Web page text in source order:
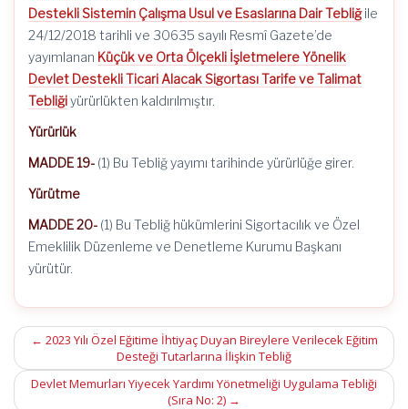
Destekli Sistemin Çalışma Usul ve Esaslarına Dair Tebliğile
24/12/2018 tarihli ve 30635 sayılı Resmî Gazete’de
yayımlanan Küçük ve Orta Ölçekli İşletmelere Yönelik
Devlet Destekli Ticari Alacak Sigortası Tarife ve Talimat
Tebliğiyürürlükten kaldırılmıştır.
Yürürlük
MADDE 19- (1) Bu Tebliğ yayımı tarihinde yürürlüğe girer.
Yürütme
MADDE 20- (1) Bu Tebliğ hükümlerini Sigortacılık ve Özel
Emeklilik Düzenleme ve Denetleme Kurumu Başkanı
yürütür.
Post
navigation
← 2023 Yılı Özel Eğitime İhtiyaç Duyan Bireylere Verilecek Eğitim
Desteği Tutarlarına İlişkin Tebliğ
Devlet Memurları Yiyecek Yardımı Yönetmeliği Uygulama Tebliği
(Sıra No: 2) →